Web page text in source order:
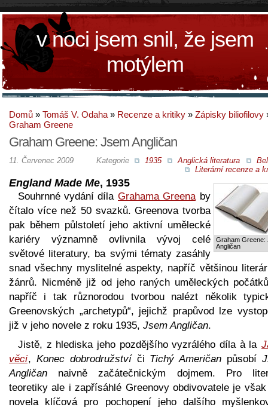
v noci jsem snil, že jsem
motýlem
Domů » Tomáš V. Odaha » Recenze a kritiky » Zápisky biliofilovy
Graham Greene
Graham Greene: Jsem Angličan
Kategorie 1935 Anglická literatura
Literární recenze a
11. Červenec 2009
Graham Greene:
Angličan
England Made Me, 1935
Souhrnné vydání díla Grahama Greena by
čítalo více než 50 svazků. Greenova tvorba
pak během půlstoletí jeho aktivní umělecké
kariéry významně ovlivnila vývoj celé
světové literatury, ba svými tématy zasáhly
snad všechny myslitelné aspekty, napříč většinou
žánrů. Nicméně již od jeho raných uměleckých
napříč i tak různorodou tvorbou nalézt několik
Greenovských „archetypů“, jejichž prapůvod lze
již v jeho novele z roku 1935, Jsem Angličan.
Jistě, z hlediska jeho pozdějšího vyzrálého díla à la
věci, Konec dobrodružstvíči Tichý Američan působí
Angličan naivně začátečnickým dojmem. Pro
teoretiky ale i zapřísáhlé Greenovy obdivovatele je
novela klíčová pro pochopení jeho dalšího